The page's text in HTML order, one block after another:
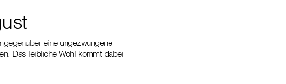
eine ungezwungene
Das leibliche Wohl kommt dabei